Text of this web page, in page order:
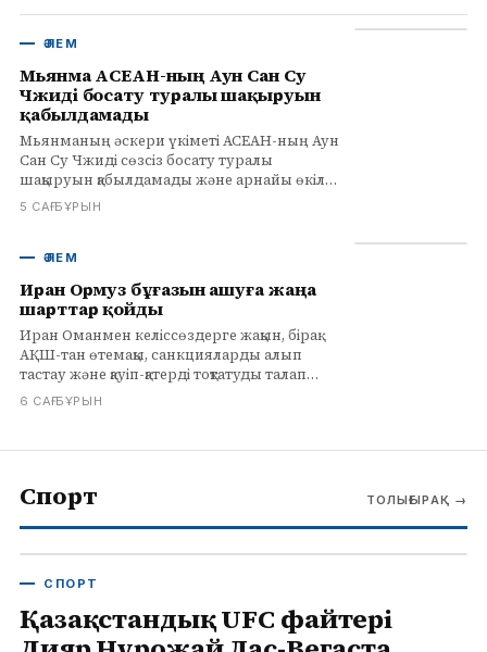
ӘЛЕМ
Мьянма АСЕАН-ның Аун Сан Су
Чжиді босату туралы шақыруын
қабылдамады
Мьянманың әскери үкіметі АСЕАН-ның Аун
Сан Су Чжиді сөзсіз босату туралы
шақыруын қабылдамады және арнайы өкіл
қажеттігін жоққа шығарды, заңды рәсімдерді
5 САҒ БҰРЫН
ӘЛЕМ
Иран Ормуз бұғазын ашуға жаңа
шарттар қойды
Иран Оманмен келіссөздерге жақын, бірақ
АҚШ-тан өтемақы, санкцияларды алып
тастау және қауіп-қатерді тоқтатуды талап
етеді. Ормуз бұғазының ашылуы
6 САҒ БҰРЫН
Спорт ТОЛЫҒЫРАҚ →
СПОРТ
Қазақстандық UFC файтері